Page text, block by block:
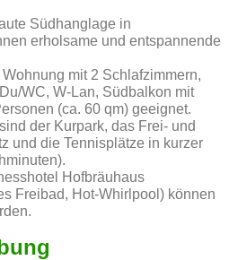
Südhanglage in
erholsame und entspannende
mit 2 Schlafzimmern,
WC, W-Lan, Südbalkon mit
(ca. 60 qm) geeignet.
der Kurpark, das Frei- und
und die Tennisplätze in kurzer
Hofbräuhaus
Freibad, Hot-Whirlpool) können